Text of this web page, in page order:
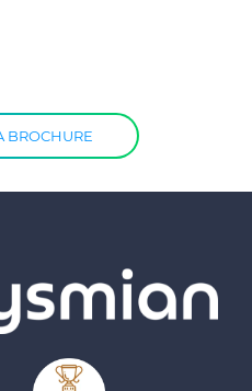
BROCHURE